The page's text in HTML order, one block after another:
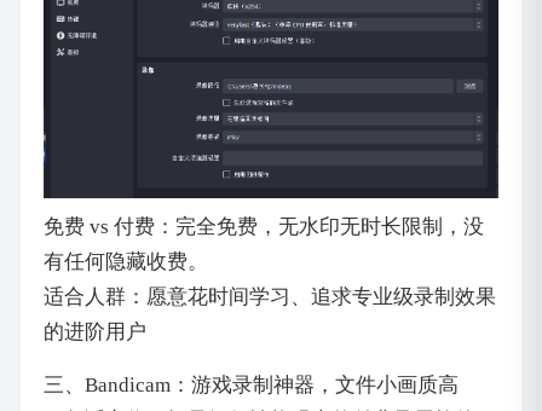
免费 vs 付费：完全免费，无水印无时长限制，没
有任何隐藏收费。
适合人群：愿意花时间学习、追求专业级录制效果
的进阶用户
三、Bandicam：游戏录制神器，文件小画质高